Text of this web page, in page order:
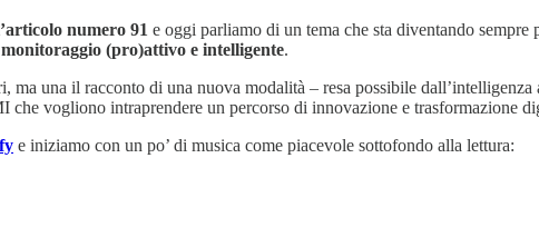
numero 91 e oggi parliamo di un tema che sta diventando
(pro)attivo e intelligente.
una il racconto di una nuova modalità – resa possibile
vogliono intraprendere un percorso di innovazione e trasformazione
e iniziamo con un po’ di musica come piacevole sottofondo alla lettura: